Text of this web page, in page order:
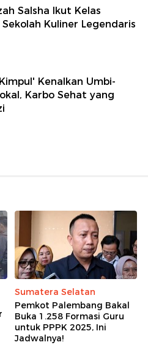
Salsha Ikut Kelas
Kuliner Legendaris
Kenalkan Umbi-
Karbo Sehat yang
Sumatera Selatan
Pemkot Palembang Bakal
Buka 1.258 Formasi Guru
untuk PPPK 2025, Ini
Jadwalnya!